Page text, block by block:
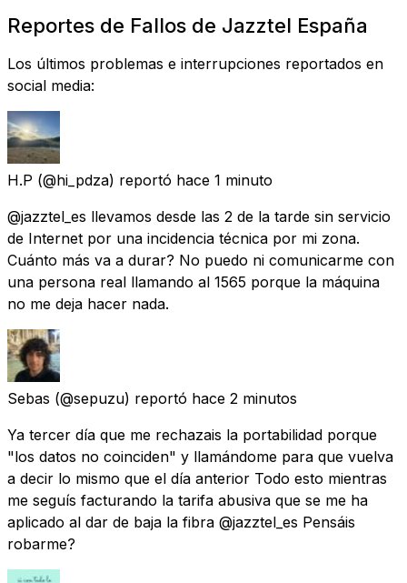
Reportes de Fallos de Jazztel España
Los últimos problemas e interrupciones reportados en
social media:
H.P (@hi_pdza) reportó hace 1 minuto
@jazztel_es llevamos desde las 2 de la tarde sin servicio
de Internet por una incidencia técnica por mi zona.
Cuánto más va a durar? No puedo ni comunicarme con
una persona real llamando al 1565 porque la máquina
no me deja hacer nada.
Sebas (@sepuzu) reportó hace 2 minutos
Ya tercer día que me rechazais la portabilidad porque
"los datos no coinciden" y llamándome para que vuelva
a decir lo mismo que el día anterior Todo esto mientras
me seguís facturando la tarifa abusiva que se me ha
aplicado al dar de baja la fibra @jazztel_es Pensáis
robarme?